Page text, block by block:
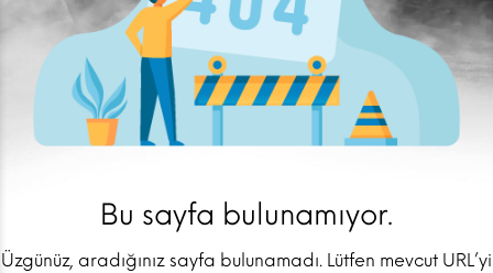
Bu sayfa bulunamıyor.
Üzgünüz, aradığınız sayfa bulunamadı. Lütfen mevcut URL’yi